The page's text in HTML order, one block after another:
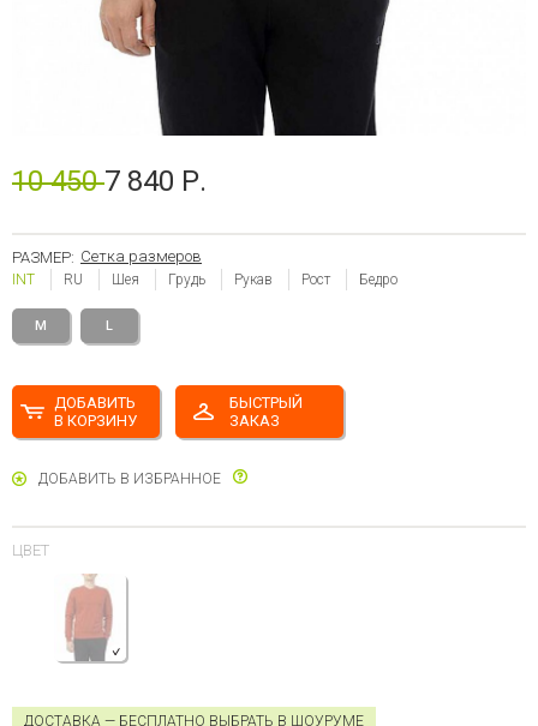
10 4507 840 Р.
РАЗМЕР: Сетка размеров
INT RU Шея Грудь Рукав Рост Бедро
M L
ДОБАВИТЬ
В КОРЗИНУ
БЫСТРЫЙ
ЗАКАЗ
ДОБАВИТЬ В ИЗБРАННОЕ
ЦВЕТ
ДОСТАВКА — БЕСПЛАТНО ВЫБРАТЬ В ШОУРУМЕ